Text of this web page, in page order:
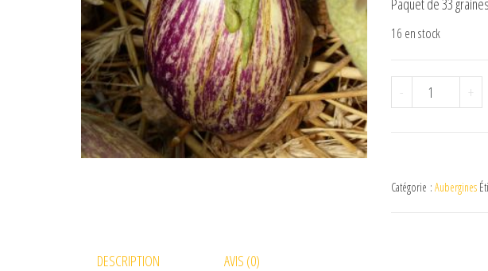
Paquet de 33 graines
16 en stock
- quantité de
+
Catégorie : Aubergines
DESCRIPTION AVIS (0)